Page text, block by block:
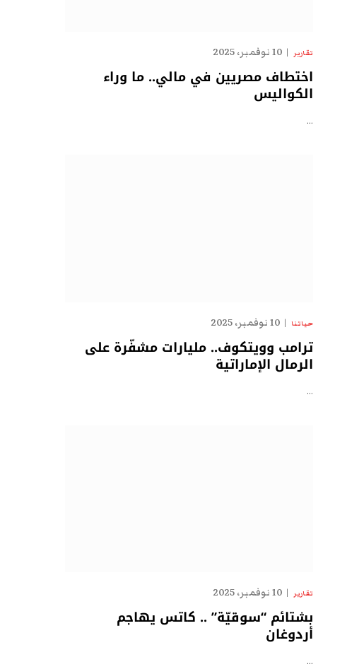
تقارير 10 نوفمبر، 2025
اختطاف مصريين في مالي.. ما وراء
الكواليس
…
حياتنا 10 نوفمبر، 2025
ترامب وويتكوف.. مليارات مشفّرة على
الرمال الإماراتية
…
تقارير 10 نوفمبر، 2025
بشتائم “سوقيّة” .. كاتس يهاجم
أردوغان
…